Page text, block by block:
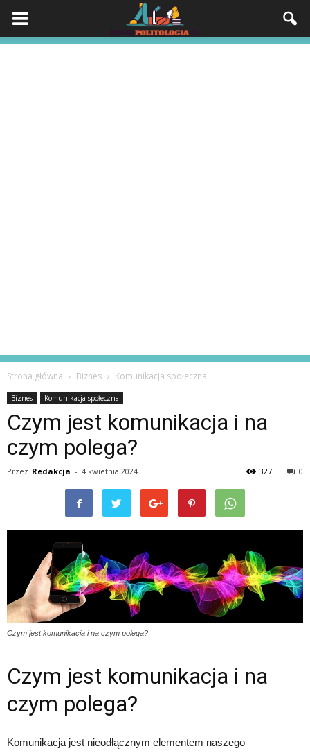
Strona główna Biznes Komunikacja społeczna
Biznes Komunikacja społeczna
Czym jest komunikacja i na
czym polega?
Przez Redakcja - 4 kwietnia 2024 0
327
Czym jest komunikacja i na czym polega?
Czym jest komunikacja i na
czym polega?
Komunikacja jest nieodłącznym elementem naszego